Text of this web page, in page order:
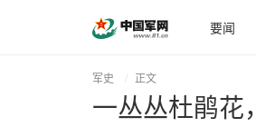
要闻
军史 正文
一丛丛杜鹃花